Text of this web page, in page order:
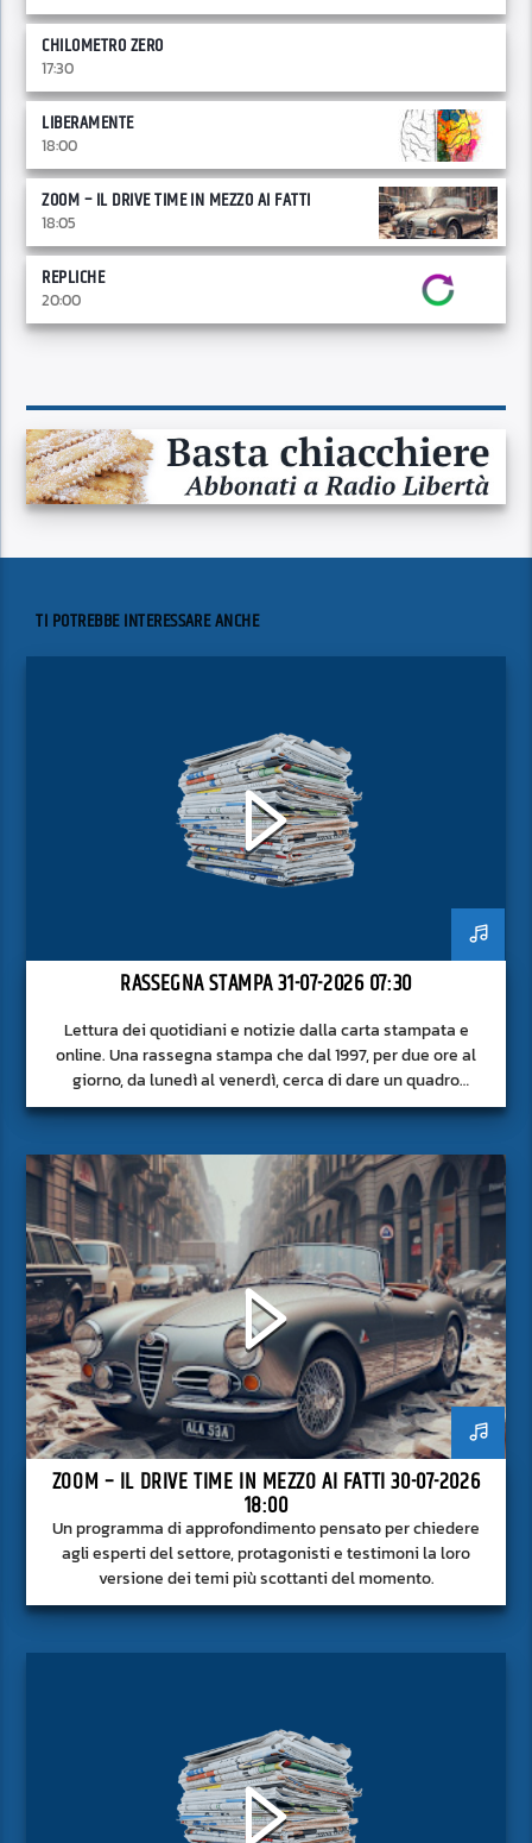
CHILOMETRO ZERO
17:30
LIBERAMENTE
18:00
ZOOM – IL DRIVE TIME IN MEZZO AI FATTI
18:05
REPLICHE
20:00
TI POTREBBE INTERESSARE ANCHE
RASSEGNA STAMPA 31-07-2026 07:30
Lettura dei quotidiani e notizie dalla carta stampata e
online. Una rassegna stampa che dal 1997, per due ore al
giorno, da lunedì al venerdì, cerca di dare un quadro
approfondito delle notizie del giorno, senza fermarsi alla
ZOOM – IL DRIVE TIME IN MEZZO AI FATTI 30-07-2026
18:00
Un programma di approfondimento pensato per chiedere
agli esperti del settore, protagonisti e testimoni la loro
versione dei temi più scottanti del momento.